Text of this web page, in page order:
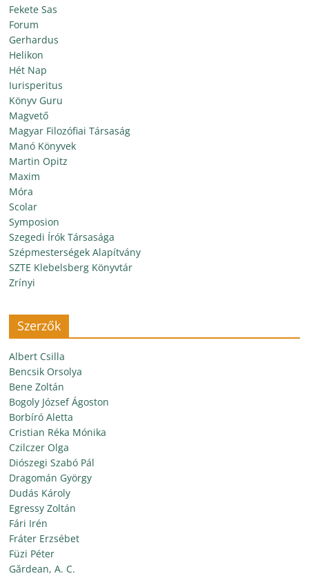
Fekete Sas
Forum
Gerhardus
Helikon
Hét Nap
Iurisperitus
Könyv Guru
Magvető
Magyar Filozófiai Társaság
Manó Könyvek
Martin Opitz
Maxim
Móra
Scolar
Symposion
Szegedi Írók Társasága
Szépmesterségek Alapítvány
SZTE Klebelsberg Könyvtár
Zrínyi
Szerzők
Albert Csilla
Bencsik Orsolya
Bene Zoltán
Bogoly József Ágoston
Borbíró Aletta
Cristian Réka Mónika
Czilczer Olga
Diószegi Szabó Pál
Dragomán György
Dudás Károly
Egressy Zoltán
Fári Irén
Fráter Erzsébet
Füzi Péter
Gărdean, A. C.